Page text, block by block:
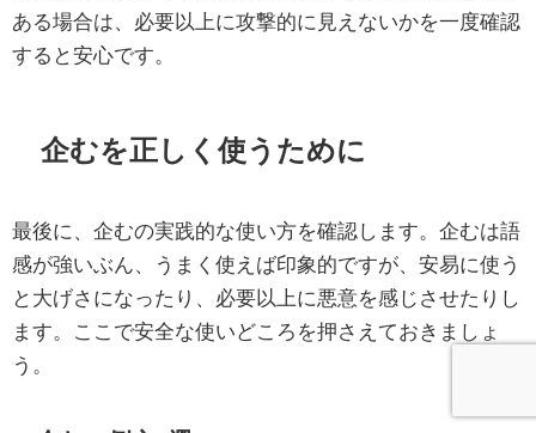
ある場合は、必要以上に攻撃的に見えないかを一度確認
すると安心です。
企むを正しく使うために
最後に、企むの実践的な使い方を確認します。企むは語
感が強いぶん、うまく使えば印象的ですが、安易に使う
と大げさになったり、必要以上に悪意を感じさせたりし
ます。ここで安全な使いどころを押さえておきましょ
う。